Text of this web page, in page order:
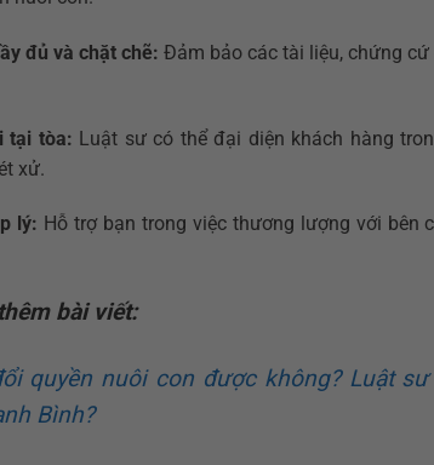
đủ và chặt chẽ: Đảm bảo các tài liệu, chứng
tại tòa: Luật sư có thể đại diện khách hàng
xử.
lý: Hỗ trợ bạn trong việc thương lượng với bên
bài viết:
quyền nuôi con được không? Luật
Bình?